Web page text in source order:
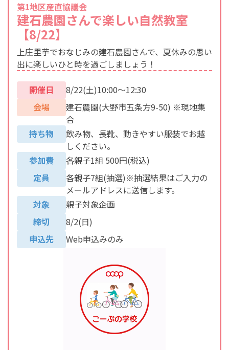
第1地区産直協議会
建石農園さんで楽しい自然教室
【8/22】
上庄里芋でおなじみの建石農園さんで、夏休みの思い
出に楽しいひと時を過ごしましょう！
開催日
8/22(土)10:00～12:30
会場
建石農園(大野市五条方9-50) ※現地集
合
持ち物
飲み物、長靴、動きやすい服装でお越
しください。
参加費
各親子1組 500円(税込)
定員
各親子7組(抽選)※抽選結果はご入力の
メールアドレスに送信します。
対象
親子対象企画
締切
8/2(日)
申込先
Web申込みのみ